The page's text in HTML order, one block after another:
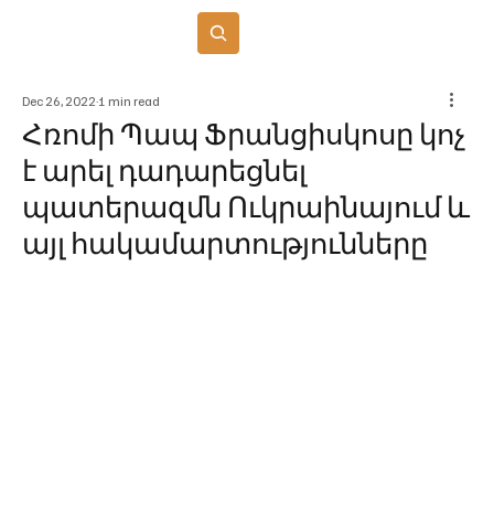
Հռոմի Պապ Ֆրանցիսկոսը կոչ
է արել դադարեցնել
պատերազմն Ուկրաինայում և
այլ հակամարտությունները
Dec 26, 2022 1 min read